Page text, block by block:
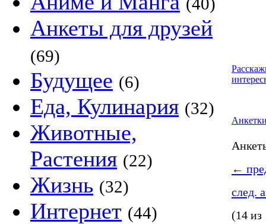
Анкеты для друзей
(69)
Будущее (6)
Еда, Кулинария (32)
Животные,
Растения (22)
Жизнь (32)
Интернет (44)
←
след.
(14 из